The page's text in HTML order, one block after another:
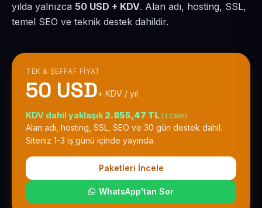
yılda yalnızca 50 USD + KDV. Alan adı, hosting, SSL,
temel SEO ve teknik destek dahildir.
TEK & ŞEFFAF FIYAT
50 USD+ KDV / yıl
KDV dahil yaklaşık 2.855,47 TL (TCMB)
Alan adı, hosting, SSL, SEO ve 30 gün destek dahil.
Siteniz 1-3 iş günü içinde yayında.
Paketleri İncele
WhatsApp'tan Sor